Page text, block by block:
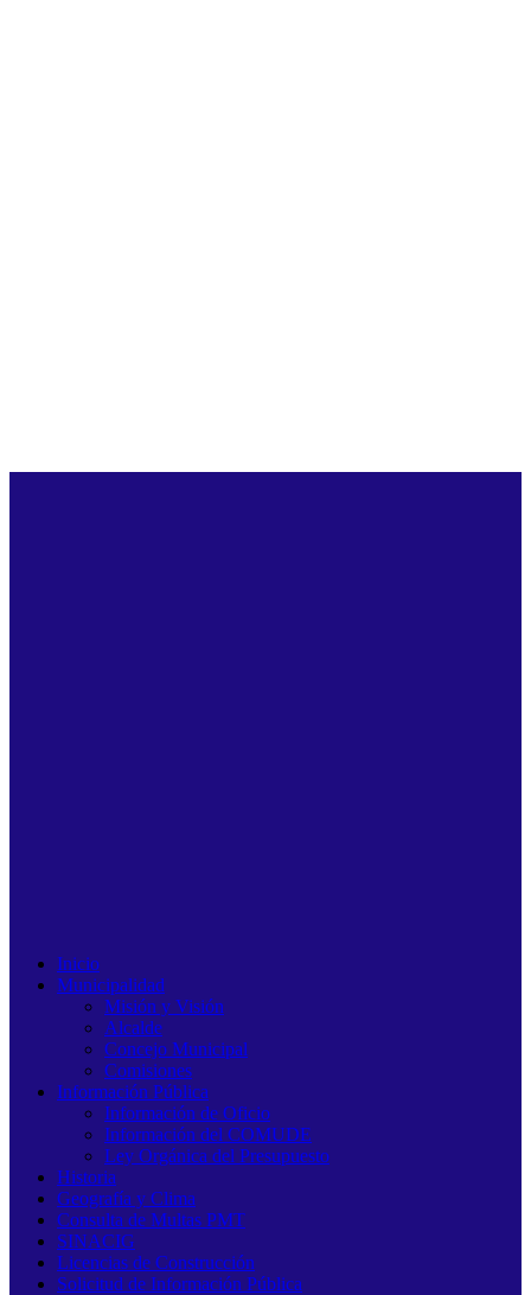
Inicio
Municipalidad
Misión y Visión
Alcalde
Concejo Municipal
Comisiones
Información Pública
Información de Oficio
Información del COMUDE
Ley Orgánica del Presupuesto
Historia
Geografía y Clima
Consulta de Multas PMT
SINACIG
Licencias de Construcción
Solicitud de Información Pública